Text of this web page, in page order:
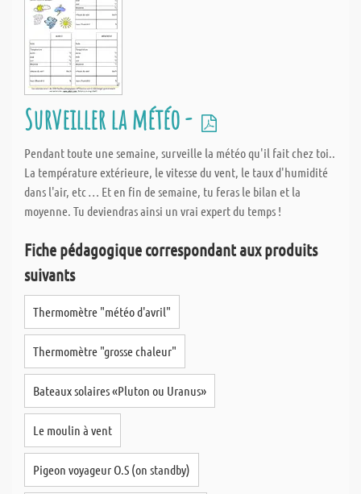
Surveiller la météo -
Pendant toute une semaine, surveille la météo qu'il fait chez toi..
La température extérieure, le vitesse du vent, le taux d'humidité
dans l'air, etc … Et en fin de semaine, tu feras le bilan et la
moyenne. Tu deviendras ainsi un vrai expert du temps !
Fiche pédagogique correspondant aux produits
suivants
Thermomètre "météo d'avril"
Thermomètre "grosse chaleur"
Bateaux solaires «Pluton ou Uranus»
Le moulin à vent
Pigeon voyageur O.S (on standby)